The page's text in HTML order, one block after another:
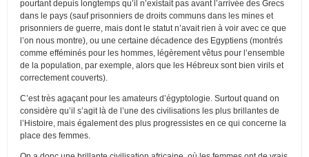
pourtant depuis longtemps qu’il n’existait pas avant l’arrivée des Grecs
dans le pays (sauf prisonniers de droits communs dans les mines et
prisonniers de guerre, mais dont le statut n’avait rien à voir avec ce que
l’on nous montre), ou une certaine décadence des Egyptiens (montrés
comme efféminés pour les hommes, légèrement vêtus pour l’ensemble
de la population, par exemple, alors que les Hébreux sont bien virils et
correctement couverts).
C’est très agaçant pour les amateurs d’égyptologie. Surtout quand on
considère qu’il s’agit là de l’une des civilisations les plus brillantes de
l’Histoire, mais également des plus progressistes en ce qui concerne la
place des femmes.